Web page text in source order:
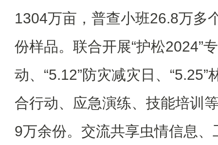
1304万亩，普查小班26.8万多
份样品。联合开展“护松2024”
动、“5.12”防灾减灾日、
合行动、应急演练、技能培训
9万余份。交流共享虫情信息